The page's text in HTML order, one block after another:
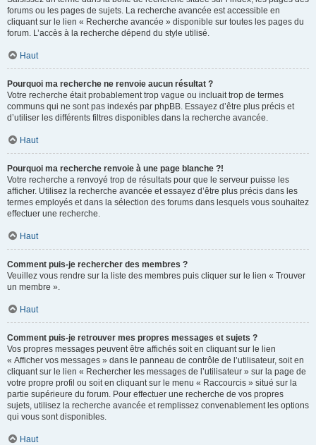
forums ou les pages de sujets. La recherche avancée est accessible en
cliquant sur le lien « Recherche avancée » disponible sur toutes les pages du
forum. L’accès à la recherche dépend du style utilisé.
Haut
Pourquoi ma recherche ne renvoie aucun résultat ?
Votre recherche était probablement trop vague ou incluait trop de termes
communs qui ne sont pas indexés par phpBB. Essayez d’être plus précis et
d’utiliser les différents filtres disponibles dans la recherche avancée.
Haut
Pourquoi ma recherche renvoie à une page blanche ?!
Votre recherche a renvoyé trop de résultats pour que le serveur puisse les
afficher. Utilisez la recherche avancée et essayez d’être plus précis dans les
termes employés et dans la sélection des forums dans lesquels vous souhaitez
effectuer une recherche.
Haut
Comment puis-je rechercher des membres ?
Veuillez vous rendre sur la liste des membres puis cliquer sur le lien « Trouver
un membre ».
Haut
Comment puis-je retrouver mes propres messages et sujets ?
Vos propres messages peuvent être affichés soit en cliquant sur le lien
« Afficher vos messages » dans le panneau de contrôle de l’utilisateur, soit en
cliquant sur le lien « Rechercher les messages de l’utilisateur » sur la page de
votre propre profil ou soit en cliquant sur le menu « Raccourcis » situé sur la
partie supérieure du forum. Pour effectuer une recherche de vos propres
sujets, utilisez la recherche avancée et remplissez convenablement les options
qui vous sont disponibles.
Haut